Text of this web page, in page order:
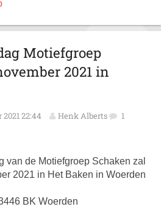
Motiefgroep
2021 in
22:44 Henk Alberts 1
van de Motiefgroep Schaken zal
2021 in Het Baken in Woerden
BK Woerden